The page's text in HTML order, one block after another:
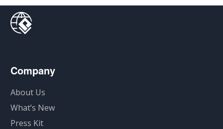
Company
About Us
What’s New
Press Kit